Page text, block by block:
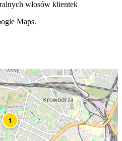
włosów klientek
Maps.
1